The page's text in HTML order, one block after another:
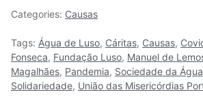
Categories: Causas
Tags: Água de Luso, Cáritas, Causas,
Fonseca, Fundação Luso, Manuel de
Magalhães, Pandemia, Sociedade da
Solidariedade, União das Misericórdias